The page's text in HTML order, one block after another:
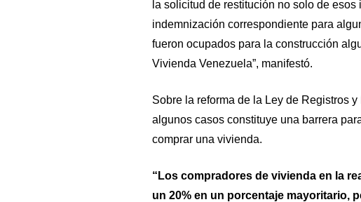
la solicitud de restitución no solo de
indemnización correspondiente para
fueron ocupados para la construcción
Vivienda Venezuela”, manifestó.
Sobre la reforma de la Ley de Registros
algunos casos constituye una barrera
comprar una vivienda.
“Los compradores de vivienda en la
un 20% en un porcentaje mayoritario,